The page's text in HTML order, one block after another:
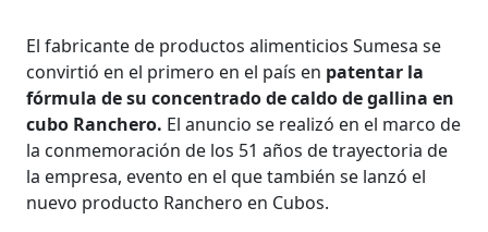
El fabricante de productos alimenticios Sumesa se
convirtió en el primero en el país en patentar la
fórmula de su concentrado de caldo de gallina en
cubo Ranchero. El anuncio se realizó en el marco de
la conmemoración de los 51 años de trayectoria de
la empresa, evento en el que también se lanzó el
nuevo producto Ranchero en Cubos.